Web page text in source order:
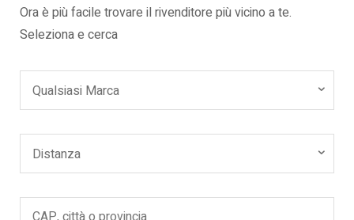
Ora è più facile trovare il rivenditore più vicino a te.
Seleziona e cerca
Qualsiasi Marca
Distanza